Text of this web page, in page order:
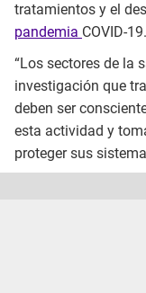
tratamientos y el
pandemia COVID-19.
“Los sectores de la
investigación que
deben ser
esta actividad y
proteger sus